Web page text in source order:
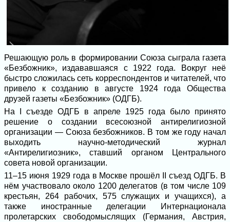
Решающую роль в формировании Союза сыграла газета
«Безбожник», издававшаяся с 1922 года. Вокруг неё
быстро сложилась сеть корреспондентов и читателей, что
привело к созданию в августе 1924 года Общества
друзей газеты «Безбожник» (ОДГБ).
На I съезде ОДГБ в апреле 1925 года было принято
решение о создании всесоюзной антирелигиозной
организации — Союза безбожников. В том же году начал
выходить научно-методический журнал
«Антирелигиозник», ставший органом Центрального
совета новой организации.
11–15 июня 1929 года в Москве прошёл II съезд ОДГБ. В
нём участвовало около 1200 делегатов (в том числе 109
крестьян, 264 рабочих, 575 служащих и учащихся), а
также иностранные делегации Интернационала
пролетарских свободомыслящих (Германия, Австрия,